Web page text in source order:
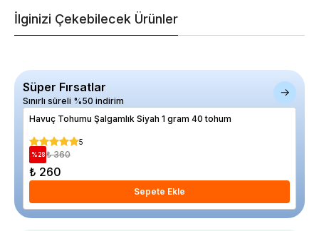
İlginizi Çekebilecek Ürünler
Süper Fırsatlar
Sınırlı süreli %50 indirim
Havuç Tohumu Şalgamlık Siyah 1 gram 40 tohum
5
%28 ₺ 360
₺ 260
Sepete Ekle